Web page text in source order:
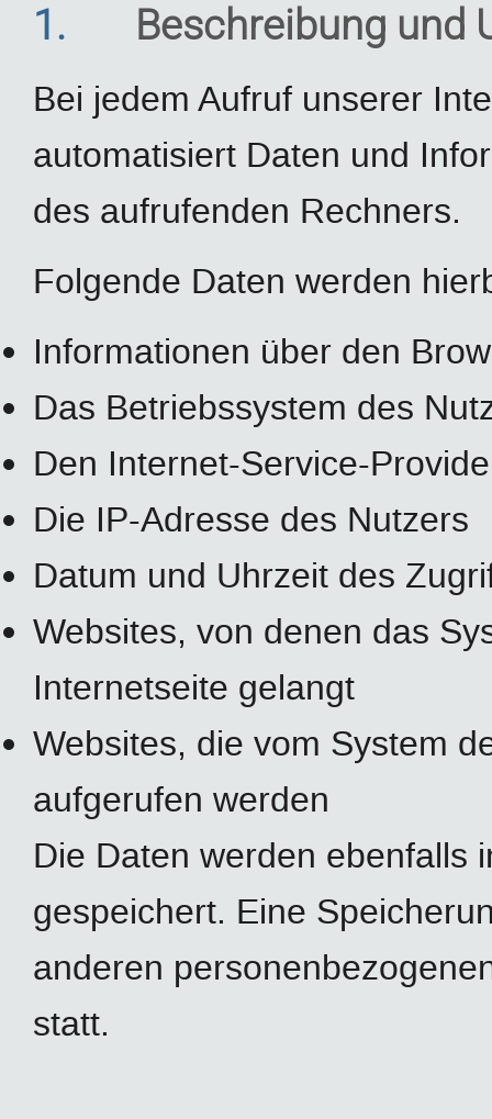
1. Beschreibung und
Bei jedem Aufruf unserer
automatisiert Daten und
des aufrufenden Rechners.
Folgende Daten werden
Informationen über den
Das Betriebssystem des
Den Internet-Service-
Die IP-Adresse des Nutzers
Datum und Uhrzeit des
Websites, von denen das
Internetseite gelangt
Websites, die vom System
aufgerufen werden
Die Daten werden ebenfalls
gespeichert. Eine
anderen
statt.